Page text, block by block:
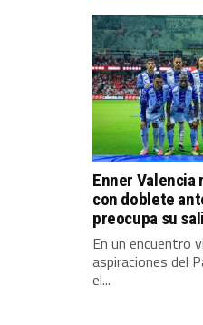
Enner Valencia
con doblete
preocupa su
En un encuentro
aspiraciones del
el...